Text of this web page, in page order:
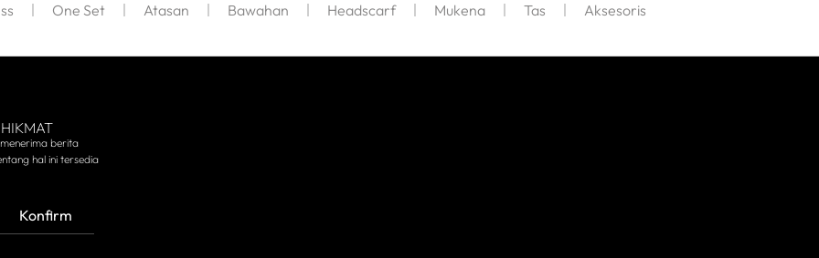
One Set Atasan Bawahan Headscarf Mukena Tas Aksesoris
berita
hal ini tersedia
Konfirm